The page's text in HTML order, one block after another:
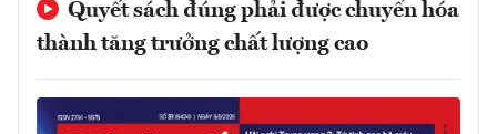
Quyết sách đúng phải được chuyển hóa
thành tăng trưởng chất lượng cao